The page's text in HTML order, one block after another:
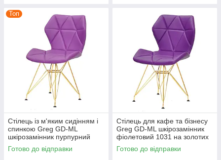
Топ
Стілець із м'яким сидінням і
спинкою Greg GD-ML
шкірозамінник пурпурний
1010 на золотих ніжках
Готово до відправки
Стілець для кафе та бізнесу
Greg GD-ML шкірозамінник
фіолетовий 1031 на золотих
ніжках
Готово до відправки